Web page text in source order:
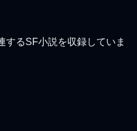
するSF小説を収録していま